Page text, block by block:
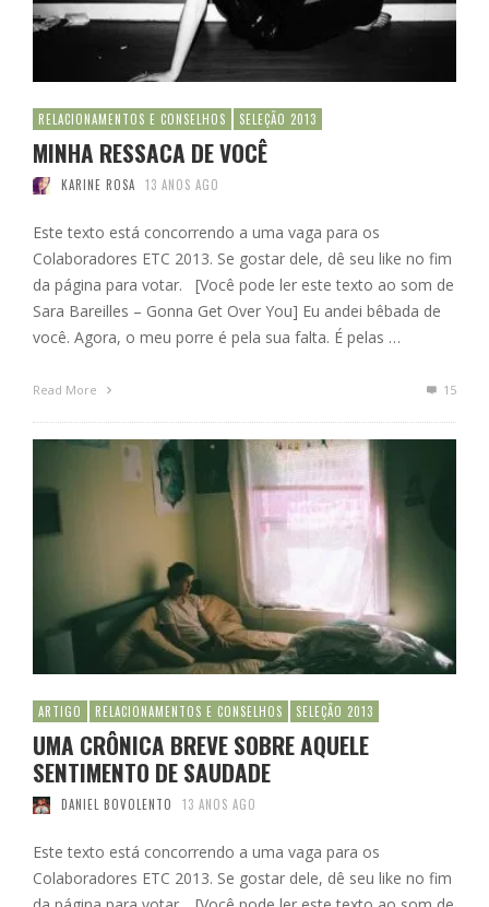
RELACIONAMENTOS E CONSELHOS SELEÇÃO 2013
MINHA RESSACA DE VOCÊ
KARINE ROSA 13 ANOS AGO
Este texto está concorrendo a uma vaga para os
Colaboradores ETC 2013. Se gostar dele, dê seu like no fim
da página para votar. [Você pode ler este texto ao som de
Sara Bareilles – Gonna Get Over You] Eu andei bêbada de
você. Agora, o meu porre é pela sua falta. É pelas …
Read More 15
ARTIGO RELACIONAMENTOS E CONSELHOS SELEÇÃO 2013
UMA CRÔNICA BREVE SOBRE AQUELE
SENTIMENTO DE SAUDADE
DANIEL BOVOLENTO 13 ANOS AGO
Este texto está concorrendo a uma vaga para os
Colaboradores ETC 2013. Se gostar dele, dê seu like no fim